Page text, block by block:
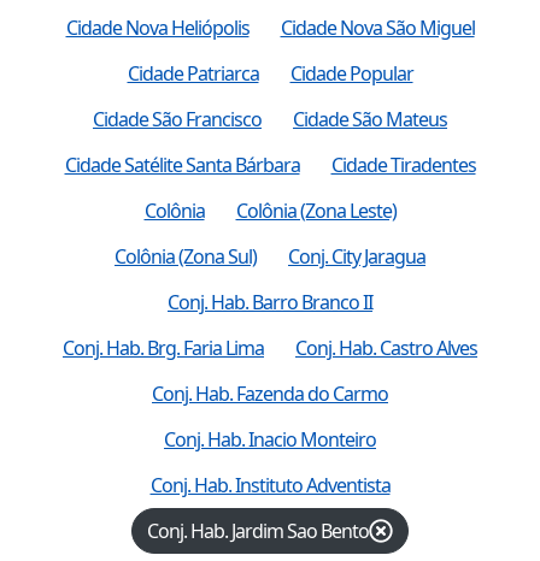
Cidade Nova Heliópolis
Cidade Nova São Miguel
Cidade Patriarca
Cidade Popular
Cidade São Francisco
Cidade São Mateus
Cidade Satélite Santa Bárbara
Cidade Tiradentes
Colônia
Colônia (Zona Leste)
Colônia (Zona Sul)
Conj. City Jaragua
Conj. Hab. Barro Branco II
Conj. Hab. Brg. Faria Lima
Conj. Hab. Castro Alves
Conj. Hab. Fazenda do Carmo
Conj. Hab. Inacio Monteiro
Conj. Hab. Instituto Adventista
Conj. Hab. Jardim Sao Bento